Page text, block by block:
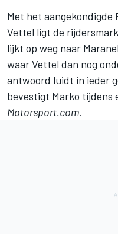
Met het
Vettel ligt de
lijkt op weg naar
waar Vettel dan nog
antwoord luidt in ieder
bevestigt Marko tijdens
Motorsport.com.